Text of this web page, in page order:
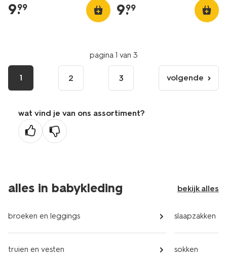
9.
99 9.
99
pagina 1 van 3
1 2 3
volgende
pagina
volgende
wat vind je van ons assortiment?
alles in babykleding bekijk alles
broeken en leggings
truien en vesten
slaapzakken
sokken